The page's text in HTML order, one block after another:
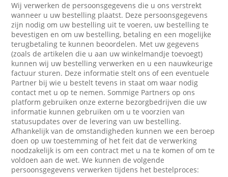
Wij verwerken de persoonsgegevens die u ons verstrekt
wanneer u uw bestelling plaatst. Deze persoonsgegevens
zijn nodig om uw bestelling uit te voeren, uw bestelling te
bevestigen en om uw bestelling, betaling en een mogelijke
terugbetaling te kunnen beoordelen. Met uw gegevens
(zoals de artikelen die u aan uw winkelmandje toevoegt)
kunnen wij uw bestelling verwerken en u een nauwkeurige
factuur sturen. Deze informatie stelt ons of een eventuele
Partner bij wie u bestelt tevens in staat om waar nodig
contact met u op te nemen. Sommige Partners op ons
platform gebruiken onze externe bezorgbedrijven die uw
informatie kunnen gebruiken om u te voorzien van
statusupdates over de levering van uw bestelling.
Afhankelijk van de omstandigheden kunnen we een beroep
doen op uw toestemming of het feit dat de verwerking
noodzakelijk is om een contract met u na te komen of om te
voldoen aan de wet. We kunnen de volgende
persoonsgegevens verwerken tijdens het bestelproces: